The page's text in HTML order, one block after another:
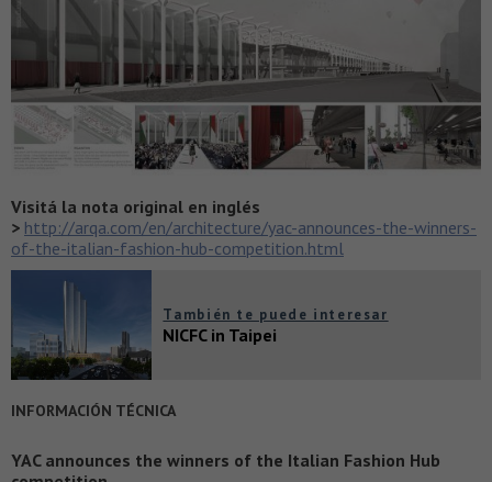
Visitá la nota original en inglés
> http://arqa.com/en/architecture/yac-announces-the-winners-
of-the-italian-fashion-hub-competition.html
También te puede interesar
NICFC in Taipei
INFORMACIÓN TÉCNICA
YAC announces the winners of the Italian Fashion Hub